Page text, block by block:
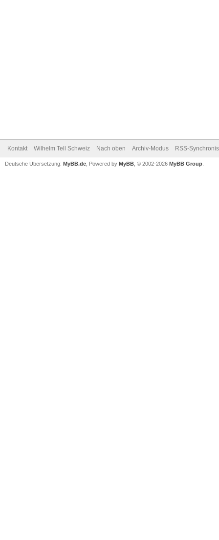
Kontakt Wilhelm Tell Schweiz Nach oben Archiv-Modus RSS-
Deutsche Übersetzung: MyBB.de , Powered by MyBB , © 2002-2026 MyBB Group